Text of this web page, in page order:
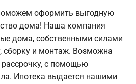
оформить выгодную
дома! Наша компания
дома, собственными силами
сборку и монтаж. Возможна
с помощью
Ипотека выдается нашими